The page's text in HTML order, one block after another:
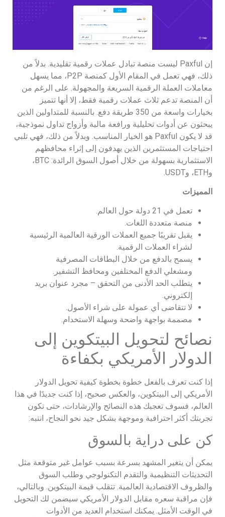
إن Paxful ليست منصة تبادل عملات رقمية تقليدية. بدلاً من
ذلك، فهي تعمل في المقام الأول كمنصة P2P، مما يسهل
معاملات العملة الرقمية السريعة والمجهولة. على الرغم من
أن المنصة تدعم ثلاث عملات رقمية فقط، إلا أنها تتميز
بخيارات واسعة من 350 طريقة دفع. بالنسبة للمتداولين الذين
يبحثون عن أدوات تحليلية ورافعة مالية وأزواج تداول نموذجية،
قد لا يكون Paxful هو الخيار المناسب. وبدلاً من ذلك، فهي تلبي
احتياجات المستثمرين الذين يهدفون إلى إثراء محافظهم
الاستثمارية بسهولة من خلال أصول السوق الرائدة: BTC،
وETH، وUSDT.
المميزات
تعمل في 21 دولة حول العالم.
منصة متعددة اللغات.
يقبل تقريبًا جميع العملات الورقية العالمية الرئيسية
لشراء العملات الرقمية.
يسمح بالدفع من خلال البطاقات المصرفية
ومشغلي الدفع المختلفين ومحافظ التشفير.
يتطلب الحد الأدنى من التحقق – مجرد عنوان بريد
إلكتروني.
لا تتقاضى أي عمولة على شراء الأصول.
مصممة بواجهة واضحة وسهلة الاستخدام.
نصائح لتحويل البيتكوين إلى
الدولار الأمريكي بكفاءة
إذا كنت تعرف بالفعل خطوة بخطوة كيفية تحويل الدولار
الأمريكي إلى البيتكوين، والعكس صحيح، إذا كنت جديدًا في هذا
العالم، فسوف تعجبك هذه النصائح والإرشادات، حتى تكون
تجربتك أكثر احترافية وموجهة بشكل جيد نحو النجاح، انتبه:
كن على دراية بالسوق
يمكن أن يتغير المشهد بسرعة بسبب عوامل غير متوقعة مثل
التحديثات التنظيمية والتقدم التكنولوجي وطلب السوق
والظروف الاقتصادية العالمية. تتقلب قيمة البيتكوين. وبالتالي،
فإن مراقبة سعره مقابل الدولار الأمريكي سيضمن لك التحويل
في الوقت الأمثل. يمكنك استخدام العديد من الأدوات